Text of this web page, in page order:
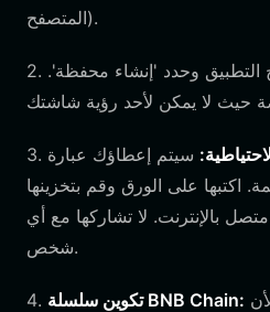
المتصفح).
2. التطبيق وحدد 'إنشاء محفظة'.
3. سيتم إعطاؤك عبارة
مكونة من 12 كلمة. اكتبها على الورق وقم بتخزينها
بالإنترنت. لا تشاركها مع أي
شخص.
4. تكوين سلسلة BNB Chain: